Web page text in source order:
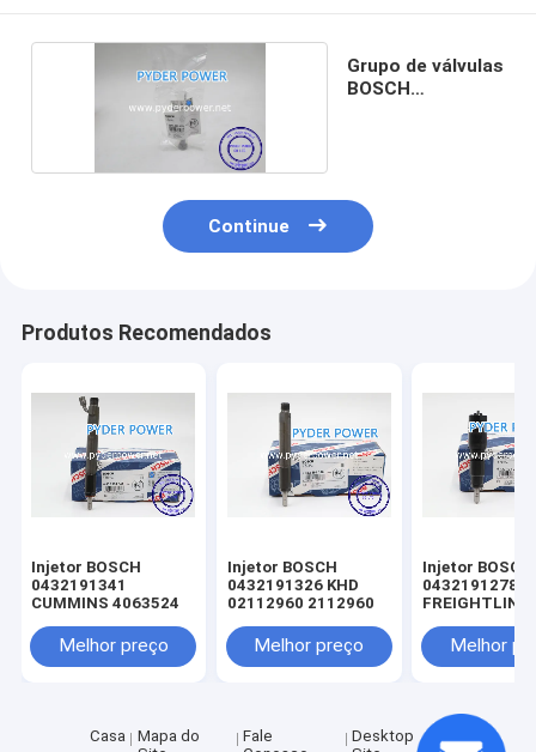
Grupo de válvulas
BOSCH
Continue
Produtos Recomendados
Injetor BOSCH
0432191341
CUMMINS 4063524
Melhor preço
Injetor BOSCH
0432191326 KHD
02112960 2112960
Melhor preço
Injetor BOSCH
0432191278
MINSK
MERCEDES-
A0050177721
0050177721
A0060172221
Melhor
Casa
Mapa do
Fale
Desktop